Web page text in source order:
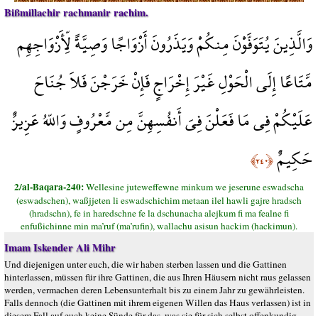
Bißmillachir rachmanir rachim.
وَالَّذِينَ يُتَوَفَّوْنَ مِنكُمْ وَيَذَرُونَ أَزْوَاجًا وَصِيَّةً لِّأَزْوَاجِهِم
مَّتَاعًا إِلَى الْحَوْلِ غَيْرَ إِخْرَاجٍ فَإِنْ خَرَجْنَ فَلاَ جُنَاحَ
عَلَيْكُمْ فِي مَا فَعَلْنَ فِيَ أَنفُسِهِنَّ مِن مَّعْرُوفٍ وَاللّهُ عَزِيزٌ
حَكِيمٌ﴿٢٤٠﴾
2/al-Baqara-240:Wellesine juteweffewne minkum we jeserune eswadscha
(eswadschen), waßjjeten li eswadschichim metaan ilel hawli gajre hradsch
(hradschn), fe in haredschne fe la dschunacha alejkum fi ma fealne fi
enfußichinne min ma’ruf (ma’rufin), wallachu asisun hackim (hackimun).
Imam Iskender Ali Mihr
Und diejenigen unter euch, die wir haben sterben lassen und die Gattinen
hinterlassen, müssen für ihre Gattinen, die aus Ihren Häusern nicht raus gelassen
werden, vermachen deren Lebensunterhalt bis zu einem Jahr zu gewährleisten.
Falls dennoch (die Gattinen mit ihrem eigenen Willen das Haus verlassen) ist in